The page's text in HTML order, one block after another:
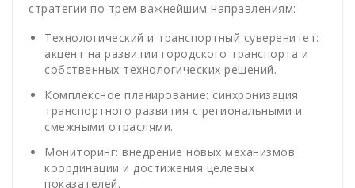
стратегии по трем важнейшим направлениям:
Технологический и транспортный суверенитет:
акцент на развитии городского транспорта и
собственных технологических решений.
Комплексное планирование: синхронизация
транспортного развития с региональными и
смежными отраслями.
Мониторинг: внедрение новых механизмов
координации и достижения целевых
показателей.